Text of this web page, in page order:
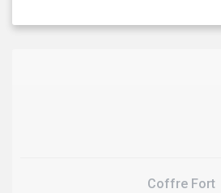
Coffre Fort